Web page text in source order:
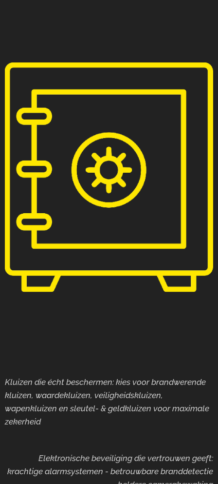
Kluizen die écht beschermen: kies voor brandwerende
kluizen, waardekluizen, veiligheidskluizen,
wapenkluizen en sleutel- & geldkluizen voor maximale
zekerheid
Elektronische beveiliging die vertrouwen geeft:
krachtige alarmsystemen - betrouwbare branddetectie